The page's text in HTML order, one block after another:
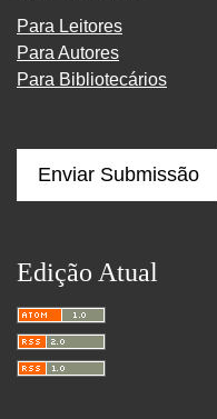
Para Leitores
Para Autores
Para Bibliotecários
Enviar Submissão
Edição Atual